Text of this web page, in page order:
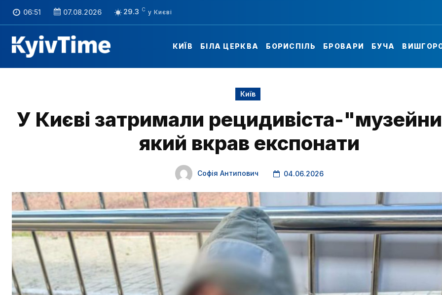
06:51 07.08.2026 29.3 C
КИЇВ БІЛА ЦЕРКВА БОРИСПІЛЬ БРОВАРИ БУЧА
Київ
У Києві затримали рецидивіста-
який вкрав експонати
Софія Антипович 04.06.2026